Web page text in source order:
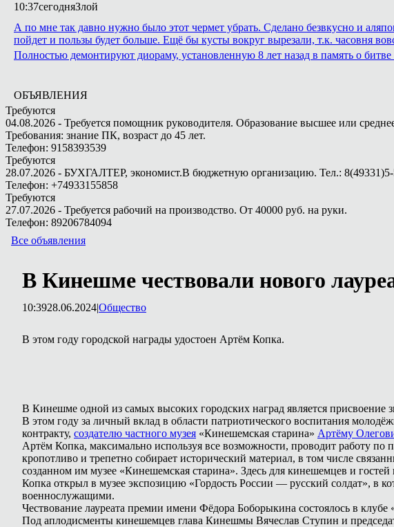
10:37сегодняЗлой
А по мне так давно нужно было этот чермет убрать. Сделано безвкусно и
пойдет и пользы будет больше. Ещё бы кусты вокруг вырезали, т.к. часовня
Полностью демонтируют диораму, установленную 8 лет назад в память о битве
ОБЪЯВЛЕНИЯ
Требуются
04.08.2026 - Требуется помощник руководителя. Образование высшее или
Требования: знание ПК, возраст до 45 лет.
Телефон: 9158393539
Требуются
28.07.2026 - БУХГАЛТЕР, экономист.В бюджетную организацию. Тел.:
Телефон: +74933155858
Требуются
27.07.2026 - Требуется рабочий на производство. От 40000 руб. на руки.
Телефон: 89206784094
Все объявления
В Кинешме чествовали нового
10:3928.06.2024|Общество
В этом году городской награды удостоен Артём Копка.
В Кинешме одной из самых высоких городских наград является
В этом году за личный вклад в области патриотического воспитания
контракту, создателю частного музея «Кинешемская старина» Артёму
Артём Копка, максимально используя все возможности, проводит работу
кропотливо и трепетно собирает исторический материал, в том числе
созданном им музее «Кинешемская старина». Здесь для кинешемцев и
Копка открыл в музее экспозицию «Гордость России — русский солдат», в
военнослужащими.
Чествование лауреата премии имени Фёдора Боборыкина состоялось в
Под аплодисменты кинешемцев глава Кинешмы Вячеслав Ступин и